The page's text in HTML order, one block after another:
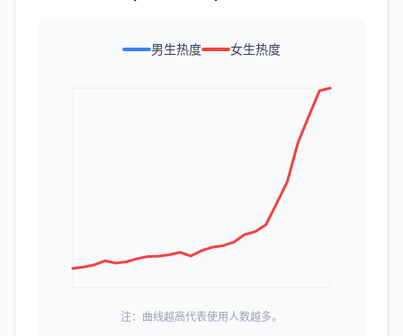
男生热度 女生热度
注：曲线越高代表使用人数越多。